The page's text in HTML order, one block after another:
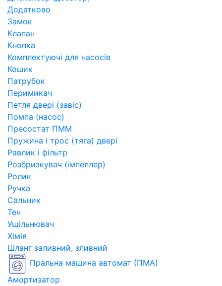
Додатково
Замок
Клапан
Кнопка
Комплектуючі для насосів
Кошик
Патрубок
Перимикач
Петля двері (завіс)
Помпа (насос)
Пресостат ПММ
Пружина і трос (тяга) двері
Равлик і фільтр
Розбризкувач (імпеллер)
Ролик
Ручка
Сальник
Тен
Ущільнювач
Хімія
Шланг заливний, зливний
Пральна машина автомат (ПМА)
Амортизатор